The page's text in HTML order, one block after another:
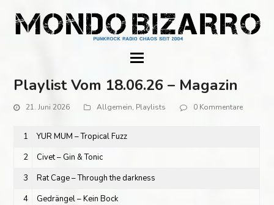
Playlist Vom 18.06.26 – Magazin
21. Juni 2026 Allgemein, Playlists 0 Kommentare
1
YUR MUM – Tropical Fuzz
2
Civet – Gin & Tonic
3
Rat Cage – Through the darkness
4
Gedrängel – Kein Bock